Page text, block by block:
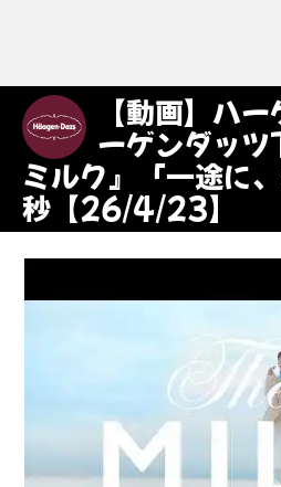
【動画】ハ
ーゲンダッ
ミルク』「一途に
秒【26/4/23】